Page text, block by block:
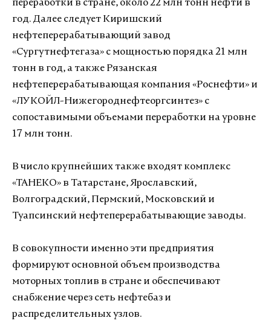
переработки в стране, около 22 млн тонн нефти в
год. Далее следует Киришский
нефтеперерабатывающий завод
«Сургутнефтегаза» с мощностью порядка 21 млн
тонн в год, а также Рязанская
нефтеперерабатывающая компания «Роснефти» и
«ЛУКОЙЛ-Нижегороднефтеоргсинтез» с
сопоставимыми объемами переработки на уровне
17 млн тонн.
В число крупнейших также входят комплекс
«ТАНЕКО» в Татарстане, Ярославский,
Волгоградский, Пермский, Московский и
Туапсинский нефтеперерабатывающие заводы.
В совокупности именно эти предприятия
формируют основной объем производства
моторных топлив в стране и обеспечивают
снабжение через сеть нефтебаз и
распределительных узлов.